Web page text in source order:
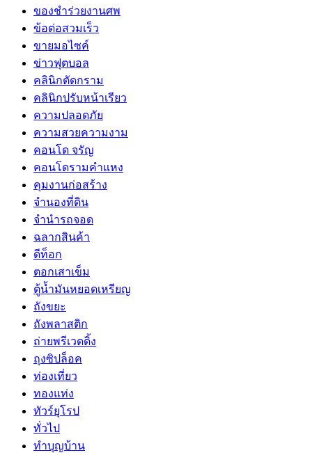
ของชำร่วยงานศพ
ข้อต่อสวมเร็ว
ขายมอไซค์
ข่าวฟุตบอล
คลินิกตัดกราม
คลินิกปรับหน้าเรียว
ความปลอดภัย
ความสวยความงาม
คอนโด จรัญ
คอนโดรามคำแหง
คุมงานก่อสร้าง
จำนองที่ดิน
จำนำรถจอด
ฉลากสินค้า
ดีท็อก
ตอกเสาเข็ม
ตู้น้ำมันหยอดเหรียญ
ถังขยะ
ถังพลาสติก
ถ่ายพรีเวดดิ้ง
ถุงซิปล็อค
ท่องเที่ยว
ทองแท่ง
ทัวร์ยุโรป
ทั่วไป
ทำบุญบ้าน